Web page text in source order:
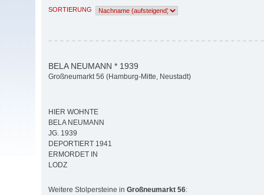
SORTIERUNG
BELA NEUMANN * 1939
Großneumarkt 56 (Hamburg-Mitte, Neustadt)
HIER WOHNTE
BELA NEUMANN
JG. 1939
DEPORTIERT 1941
ERMORDET IN
LODZ
Weitere Stolpersteine in Großneumarkt 56: